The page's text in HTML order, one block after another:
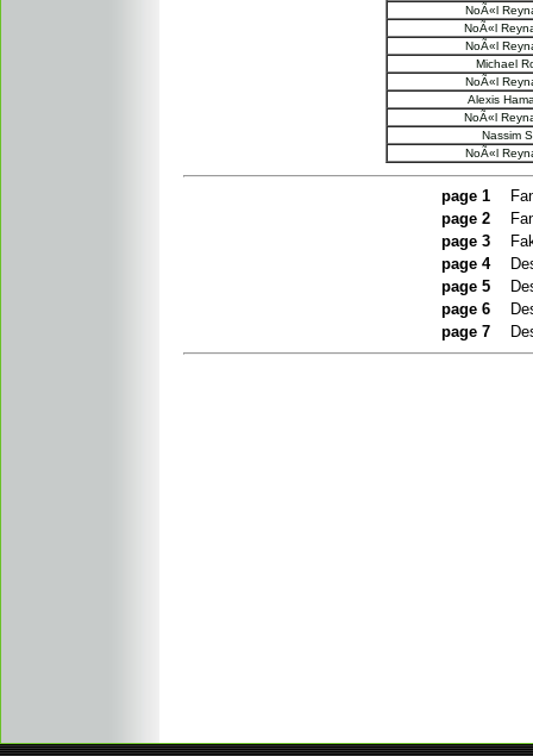
NoÃ«l
NoÃ«l
NoÃ«l
Michael
NoÃ«l
Alexis
NoÃ«l
Nassim
NoÃ«l
page 1
page 2
page 3
page 4
page 5
page 6
page 7